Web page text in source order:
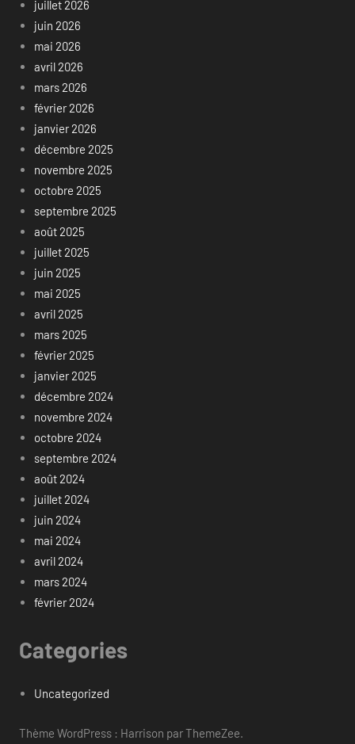
juillet 2026
juin 2026
mai 2026
avril 2026
mars 2026
février 2026
janvier 2026
décembre 2025
novembre 2025
octobre 2025
septembre 2025
août 2025
juillet 2025
juin 2025
mai 2025
avril 2025
mars 2025
février 2025
janvier 2025
décembre 2024
novembre 2024
octobre 2024
septembre 2024
août 2024
juillet 2024
juin 2024
mai 2024
avril 2024
mars 2024
février 2024
Categories
Uncategorized
Thème WordPress : Harrison par ThemeZee.